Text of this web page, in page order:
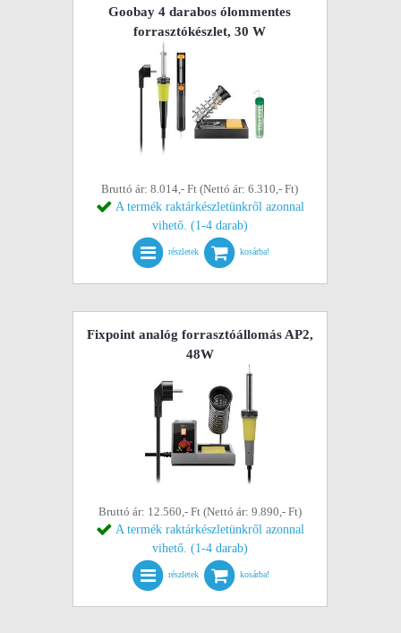
Goobay 4 darabos ólommentes
forrasztókészlet, 30 W
Bruttó ár: 8.014,- Ft (Nettó ár: 6.310,- Ft)
A termék raktárkészletünkről azonnal
vihető. (1-4 darab)
részletek kosárba!
Fixpoint analóg forrasztóállomás AP2,
48W
Bruttó ár: 12.560,- Ft (Nettó ár: 9.890,- Ft)
A termék raktárkészletünkről azonnal
vihető. (1-4 darab)
részletek kosárba!